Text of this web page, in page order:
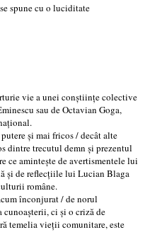
spune cu o luciditate
vie a unei conștiințe colective
sau de Octavian Goga,
și mai fricos / decât alte
dintre trecutul demn și prezentul
ce amintește de avertismentele lui
și de reflecțiile lui Lucian Blaga
române.
înconjurat / de norul
cunoașterii, ci și o criză de
temelia vieții comunitare, este